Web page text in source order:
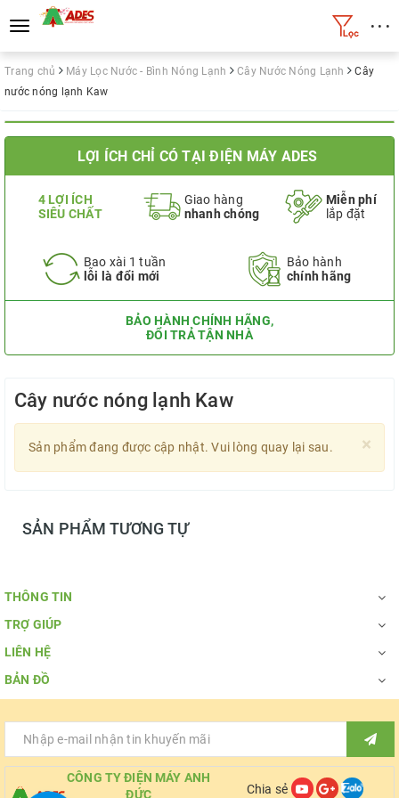
Toggle
navigation
• • •
Trang chủ Máy Lọc Nước - Bình Nóng Lạnh Cây Nước Nóng Lạnh
Cây
nước nóng lạnh Kaw
LỢI ÍCH CHỈ CÓ TẠI ĐIỆN MÁY ADES
4 LỢI ÍCH
SIÊU CHẤT
Giao hàng
nhanh chóng
Miễn phí
lắp đặt
Bao xài 1 tuần
lỗi là đổi mới
Bảo hành
chính hãng
BẢO HÀNH CHÍNH HÃNG,
ĐỔI TRẢ TẬN NHÀ
Cây nước nóng lạnh Kaw
×
Sản phẩm đang được cập nhật. Vui lòng quay lại sau.
SẢN PHẨM TƯƠNG TỰ
THÔNG TIN
TRỢ GIÚP
LIÊN HỆ
BẢN ĐỒ
CÔNG TY ĐIỆN MÁY ANH
ĐỨC
Chia sẻ